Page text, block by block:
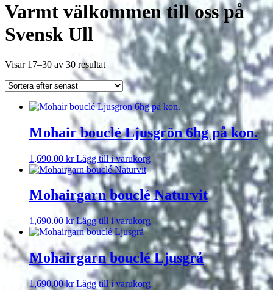
Varmt välkommen till oss på
Svensk Ull
Visar 17–30 av 30 resultatSortera
efter
senaste
Mohair bouclé Ljusgrön 6hg på kon.
1,690.00 kr Lägg till i varukorg
Mohairgarn bouclé Naturvit
1,690.00 kr Lägg till i varukorg
Mohairgarn bouclé Ljusgrå
1,690.00kr Lägg till i varukorg